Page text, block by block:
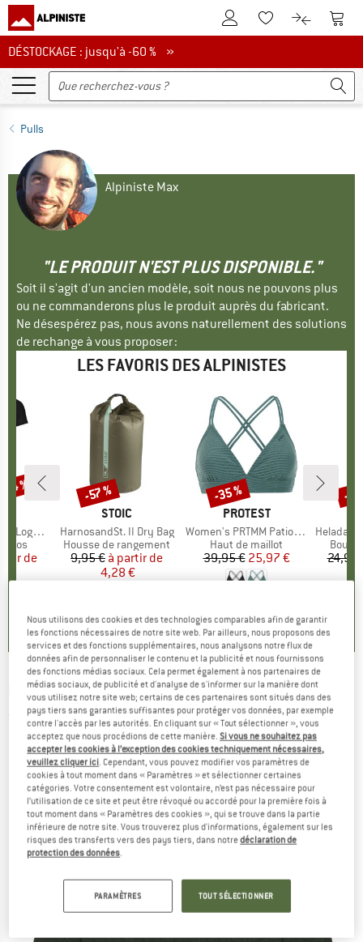
Vers le compte client
Vers la liste
Vers le
DÉSTOCKAGE : jusqu'à -60 %
DÉSTOCKAGE : jusqu'à -60 % »
Pulls
Alpiniste Max
"LE PRODUIT N'EST PLUS DISPONIBLE."
Soit il s'agit d'un ancien modèle, soit nous ne pouvons plus
ou ne commanderons plus le produit auprès du fabricant.
Ne désespérez pas, nous avons naturellement des solutions
de rechange à vous proposer :
LES FAVORIS DES ALPINISTES
T-Shirt
réduit
de
)
%
MARQUE
STOIC
Article
HarnosandSt. II Dry Bag
Product group
Housse de rangement
Prix
9,95 € Prix réduit
à partir de
4,28 €
5,0(2)
Remise
-57 %
MARQUE
PROTEST
Article
Women's PRTMM Patio Triangle
Product group
Haut de maillot
Prix
39,95 € Prix réduit
25,97 €
Remise
-35 %
Article
HeladagenSt.
24,95
-
ELEMENT -Sahtu Crew Neck - Pull
(0)
Nous utilisons des cookies et des technologies comparables afin de garantir
les fonctions nécessaires de notre site web. Par ailleurs, nous proposons des
services et des fonctions supplémentaires, nous analysons notre flux de
données afin de personnaliser le contenu et la publicité et nous fournissons
des fonctions médias sociaux. Cela permet également à nos partenaires de
médias sociaux, de publicité et d'analyse de s'informer sur la manière dont
vous utilisez notre site web; certains de ces partenaires sont situés dans des
pays tiers sans garanties suffisantes pour protéger vos données, par exemple
contre l'accès par les autorités. En cliquant sur « Tout sélectionner », vous
acceptez que nous procédions de cette manière.Si vous ne souhaitez pas
accepter les cookies à l’exception des cookies techniquement nécessaires,
veuillez cliquer ici. Cependant, vous pouvez modifier vos paramètres de
cookies à tout moment dans « Paramètres » et sélectionner certaines
catégories. Votre consentement est volontaire, n’est pas nécessaire pour
l’utilisation de ce site et peut être révoqué ou accordé pour la première fois à
tout moment dans « Paramètres des cookies », qui se trouve dans la partie
inférieure de notre site. Vous trouverez plus d'informations, également sur les
risques des transferts vers des pays tiers, dans notredéclaration de
protection des données.
PARAMÈTRES TOUT SÉLECTIONNER